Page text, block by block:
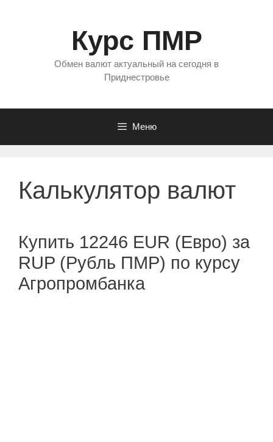
Курс ПМР
Обмен валют актуальный на сегодня в
Приднестровье
Меню
Калькулятор валют
Купить 12246 EUR (Евро) за
RUP (Рубль ПМР) по курсу
Агропромбанка